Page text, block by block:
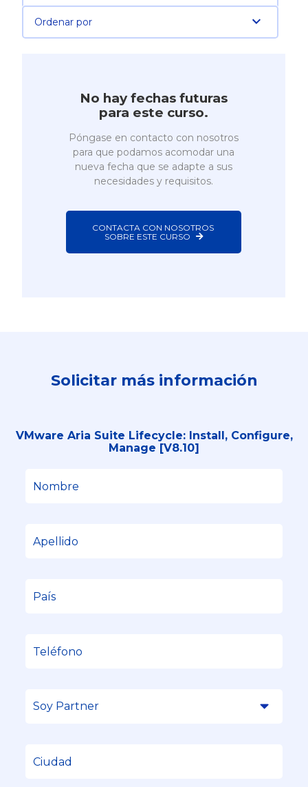
Ordenar por
No hay fechas futuras
para este curso.
Póngase en contacto con nosotros
para que podamos acomodar una
nueva fecha que se adapte a sus
necesidades y requisitos.
CONTACTA CON NOSOTROS
SOBRE ESTE CURSO
Solicitar más información
VMware Aria Suite Lifecycle: Install, Configure,
Manage [V8.10]